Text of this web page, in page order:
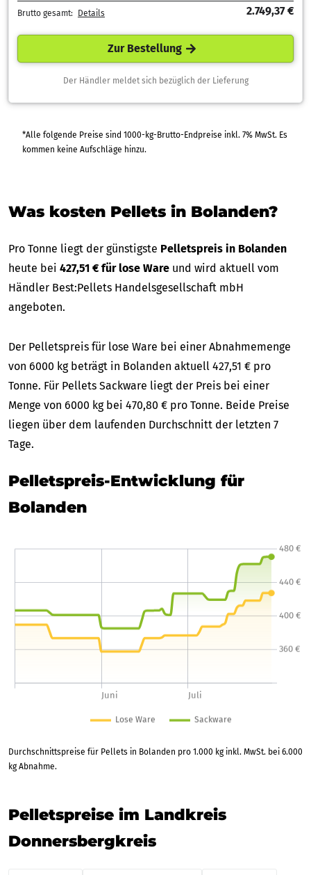
Brutto gesamt: Details 2.749,37 €
Zur Bestellung
Der Händler meldet sich bezüglich der Lieferung
*Alle folgende Preise sind 1000-kg-Brutto-Endpreise inkl. 7% MwSt. Es
kommen keine Aufschläge hinzu.
Was kosten Pellets in Bolanden?
Pro Tonne liegt der günstigste Pelletspreis in Bolanden
heute bei 427,51 € für lose Ware und wird aktuell vom
Händler Best:Pellets Handelsgesellschaft mbH
angeboten.
Der Pelletspreis für lose Ware bei einer Abnahmemenge
von 6000 kg beträgt in Bolanden aktuell 427,51 € pro
Tonne. Für Pellets Sackware liegt der Preis bei einer
Menge von 6000 kg bei 470,80 € pro Tonne. Beide Preise
liegen über dem laufenden Durchschnitt der letzten 7
Tage.
Pelletspreis-Entwicklung für
Bolanden
Durchschnittspreise für Pellets in Bolanden pro 1.000 kg inkl. MwSt. bei 6.000
kg Abnahme.
Pelletspreise im Landkreis
Donnersbergkreis